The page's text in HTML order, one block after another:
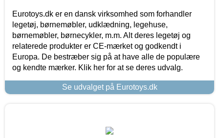
Eurotoys.dk er en dansk virksomhed som forhandler
legetøj, børnemøbler, udklædning, legehuse,
børnemøbler, børnecykler, m.m. Alt deres legetøj og
relaterede produkter er CE-mærket og godkendt i
Europa. De bestræber sig på at have alle de populære
og kendte mærker. Klik her for at se deres udvalg.
Se udvalget på Eurotoys.dk